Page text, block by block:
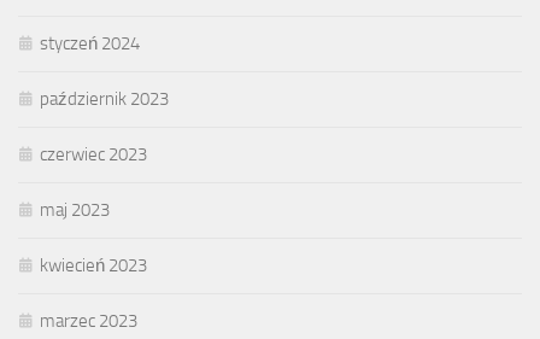
styczeń 2024
październik 2023
czerwiec 2023
maj 2023
kwiecień 2023
marzec 2023